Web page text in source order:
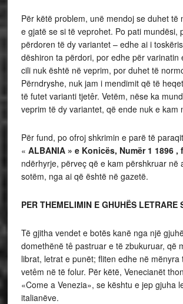
Për këtë problem, unë mendoj se duhet të
e gjatë se si të veprohet. Po pati mundësi,
përdoren të dy variantet – edhe ai i
dëshiron ta përdori, por edhe për varinatin
cili nuk është në veprim, por duhet të
Përndryshe, nuk jam i mendimit që të
të futet varianti tjetêr. Vetëm, nëse ka
veprim të dy variantet, që ende nuk e kam
Për fund, po ofroj shkrimin e parë të
« ALBANIA » e Konicës, Numër 1 1896 ,
ndërhyrje, përveç që e kam përshkruar në
sotëm, nga ai që është në gazetë.
PER THEMELIMIN E GHUHËS LETRARE
Të gjitha vendet e botës kanë nga një
domethënë tê pastruar e të zbukuruar, që
librat, letrat e punët; fliten edhe në mënyra
vetêm në të folur. Për këtë, Venecianët
«Come a Venezia», se kështu e jep gjuha
italianëve.